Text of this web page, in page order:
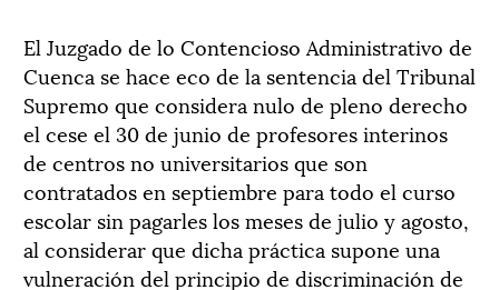
El Juzgado de lo Contencioso Administrativo de
Cuenca se hace eco de la sentencia del Tribunal
Supremo que considera nulo de pleno derecho
el cese el 30 de junio de profesores interinos
de centros no universitarios que son
contratados en septiembre para todo el curso
escolar sin pagarles los meses de julio y agosto,
al considerar que dicha práctica supone una
vulneración del principio de discriminación de